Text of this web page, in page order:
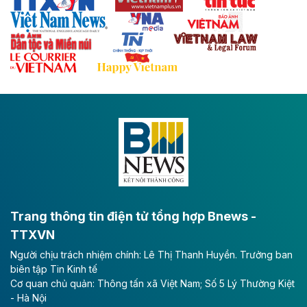
với hệ thống cửa khẩu quốc tế tại Lạng Sơn.
Theo baodautu.vn
Đề xuất đầu tư 11.500 tỷ đồng xây dựng cao
tốc CT.11 qua Ninh Bình
Đông A dài khoảng 25,1 km được kỳ vọng sẽ tạo động
lực phát triển kinh tế - xã hội khu vực phía Nam đồng
Long Thành
Tổng công ty Cảng hàng không Việt Nam - CTCP
(ACV) vừa lập kỷ lục mới về lợi nhuận trong quý
II/2026.
Theo baodautu.vn
Trang thông tin điện tử tổng hợp Bnews -
TTXVN
Người chịu trách nhiệm chính: Lê Thị Thanh Huyền. Trưởng ban
biên tập Tin Kinh tế
Cơ quan chủ quản: Thông tấn xã Việt Nam; Số 5 Lý Thường Kiệt
- Hà Nội